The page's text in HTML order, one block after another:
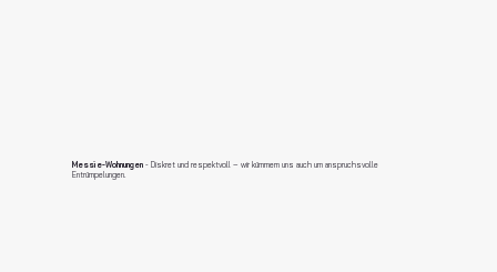
Messie-Wohnungen - Diskret und respektvoll – wir kümmern uns auch um anspruchsvolle
Entrümpelungen.